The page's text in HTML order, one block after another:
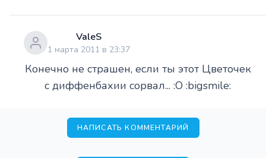
ValeS
1 марта 2011 в 23:37
Конечно не страшен, если ты этот Цветочек
с диффенбахии сорвал... :O :bigsmile:
НАПИСАТЬ КОММЕНТАРИЙ